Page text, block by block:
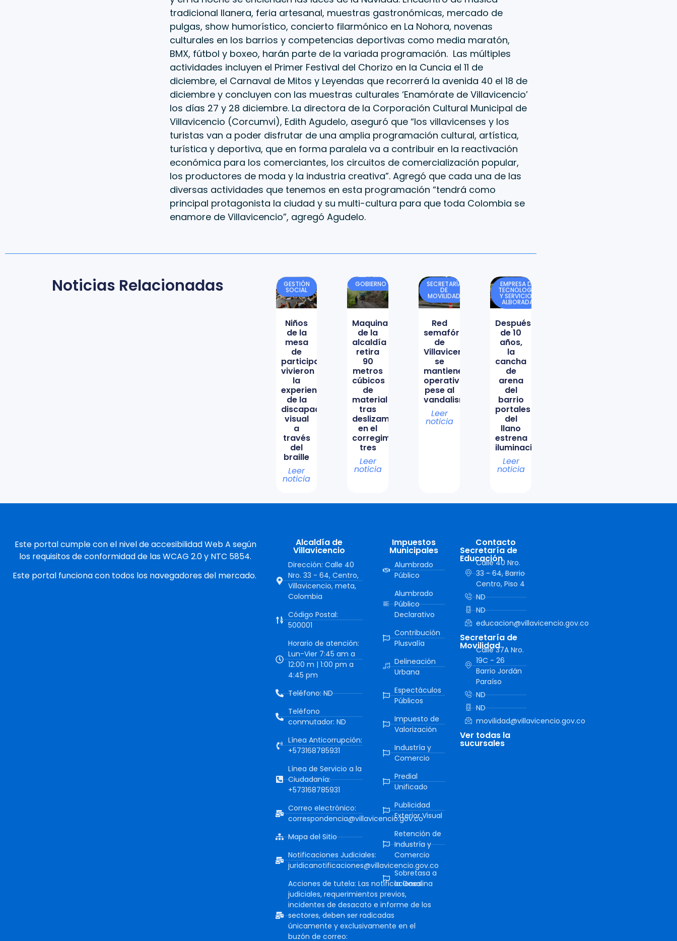
tradicional llanera, feria artesanal, muestras gastronómicas, mercado de
pulgas, show humorístico, concierto filarmónico en La Nohora, novenas
culturales en los barrios y competencias deportivas como media maratón,
BMX, fútbol y boxeo, harán parte de la variada programación. Las múltiples
actividades incluyen el Primer Festival del Chorizo en la Cuncia el 11 de
diciembre, el Carnaval de Mitos y Leyendas que recorrerá la avenida 40 el 18 de
diciembre y concluyen con las muestras culturales ‘Enamórate de Villavicencio’
los días 27 y 28 diciembre. La directora de la Corporación Cultural Municipal de
Villavicencio (Corcumvi), Edith Agudelo, aseguró que “los villavicenses y los
turistas van a poder disfrutar de una amplia programación cultural, artística,
turística y deportiva, que en forma paralela va a contribuir en la reactivación
económica para los comerciantes, los circuitos de comercialización popular,
los productores de moda y la industria creativa”. Agregó que cada una de las
diversas actividades que tenemos en esta programación “tendrá como
principal protagonista la ciudad y su multi-cultura para que toda Colombia se
enamore de Villavicencio”, agregó Agudelo.
Noticias Relacionadas GESTIÓN
SOCIAL
Niños
de la
mesa
de
participación
vivieron
la
experiencia
de la
discapacidad
visual
a
través
del
braille
Leer
noticia
GOBIERNO
Maquinaria
de la
alcaldía
retira
90
metros
cúbicos
de
material
tras
deslizamiento
en el
corregimiento
tres
Leer
noticia
SECRETARÍA
DE
MOVILIDAD
Red
semafórica
de
Villavicencio
se
mantiene
operativa
pese al
vandalismo
Leer
noticia
EMPRESA DE
TECNOLOGÍA
Y SERVICIOS
ALBORADA
Después
de 10
años,
la
cancha
de
arena
del
barrio
portales
del
llano
estrena
iluminación
Leer
noticia
Este portal cumple con el nivel de accesibilidad Web A según
los requisitos de conformidad de las WCAG 2.0 y NTC 5854.
Este portal funciona con todos los navegadores del mercado.
Alcaldía de
Villavicencio
Dirección: Calle 40
Nro. 33 - 64, Centro,
Villavicencio, meta,
Colombia
Código Postal:
500001
Horario de atención:
Lun-Vier 7:45 am a
12:00 m | 1:00 pm a
4:45 pm
Teléfono: ND
Teléfono
conmutador: ND
Línea Anticorrupción:
+573168785931
Línea de Servicio a la
Ciudadanía:
+573168785931
Correo electrónico:
correspondencia@villavicencio.gov.co
Mapa del Sitio
Notificaciones Judiciales:
juridicanotificaciones@villavicencio.gov.co
Acciones de tutela: Las notificaciones
judiciales, requerimientos previos,
incidentes de desacato e informe de los
sectores, deben ser radicadas
únicamente y exclusivamente en el
buzón de correo:
Impuestos
Municipales
Alumbrado
Público
Alumbrado
Público
Declarativo
Contribución
Plusvalía
Delineación
Urbana
Espectáculos
Públicos
Impuesto de
Valorización
Industría y
Comercio
Predial
Unificado
Publicidad
Exterior Visual
Retención de
Industría y
Comercio
Sobretasa a
la Gasolina
Contacto
Secretaría de
Educación
Calle 40 Nro.
33 - 64, Barrio
Centro, Piso 4
ND
ND
educacion@villavicencio.gov.co
Secretaría de
Movilidad
Calle 37A Nro.
19C - 26
Barrio Jordán
Paraíso
ND
ND
movilidad@villavicencio.gov.co
Ver todas la
sucursales